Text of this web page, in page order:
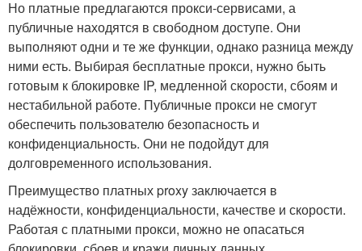
Но платные предлагаются прокси-сервисами, а
публичные находятся в свободном доступе. Они
выполняют одни и те же функции, однако разница между
ними есть. Выбирая бесплатные прокси, нужно быть
готовым к блокировке IP, медленной скорости, сбоям и
нестабильной работе. Публичные прокси не смогут
обеспечить пользователю безопасность и
конфиденциальность. Они не подойдут для
долговременного использования.
Преимущество платных proxy заключается в
надёжности, конфиденциальности, качестве и скорости.
Работая с платными прокси, можно не опасаться